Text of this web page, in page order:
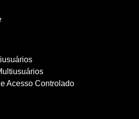
Acesso Controlado